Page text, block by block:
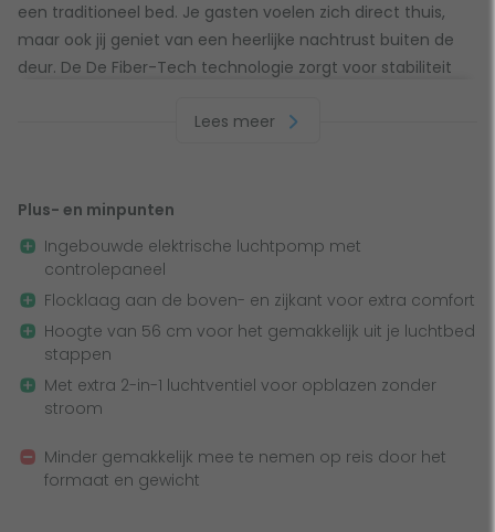
een traditioneel bed. Je gasten voelen zich direct thuis,
maar ook jij geniet van een heerlijke nachtrust buiten de
deur. De De Fiber-Tech technologie zorgt voor stabiliteit
een echt matras gevoel door de zachte en
Stevig en stabiel voor de optimale ondersteuning
Door de Dura Beam Fiber-Tech technologie geeft het
Comfort Plush luchtbed jou de stevigheid en stabiliteit voor
een ondersteunende nachtrust. De duizenden polyester
vezels aan de binnenkant van het luchtbed geven je een
stabiel ligoppervlak, waardoor jouw lichaam de
ondersteuning krijgt dat het nodig heeft.
Lekker zacht, aan alle kanten
Lees meer
Plus- en minpunten
Ingebouwde elektrische luchtpomp met
controlepaneel
Flocklaag aan de boven- en zijkant voor extra comfort
Hoogte van 56 cm voor het gemakkelijk uit je luchtbed
stappen
Met extra 2-in-1 luchtventiel voor opblazen zonder
stroom
Minder gemakkelijk mee te nemen op reis door het
formaat en gewicht